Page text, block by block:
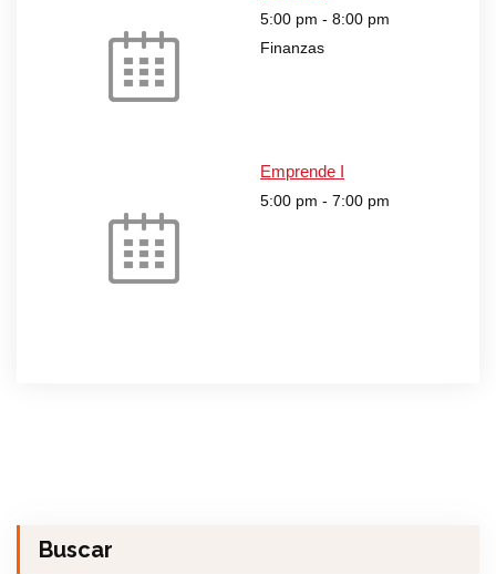
5:00 pm - 8:00 pm
Finanzas
Emprende I
5:00 pm - 7:00 pm
Buscar